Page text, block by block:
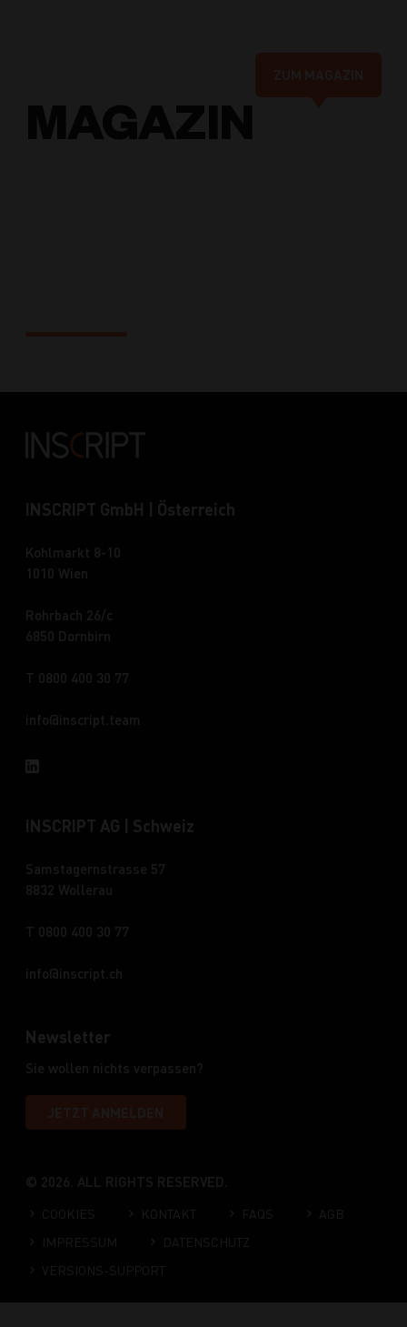
INSCRIPT GmbH | Österreich
Kohlmarkt 8-10
1010 Wien
Rohrbach 26/c
6850 Dornbirn
T 0800 400 30 77
info inscript.team
INSCRIPT AG | Schweiz
Samstagernstrasse 57
8832 Wollerau
T 0800 400 30 77
info inscript.ch
Newsletter
Sie wollen nichts verpassen?
© 2026. ALL RIGHTS RESERVED.
COOKIES KONTAKT FAQS
AGB
IMPRESSUM
DATENSCHUTZ
VERSIONS-SUPPORT